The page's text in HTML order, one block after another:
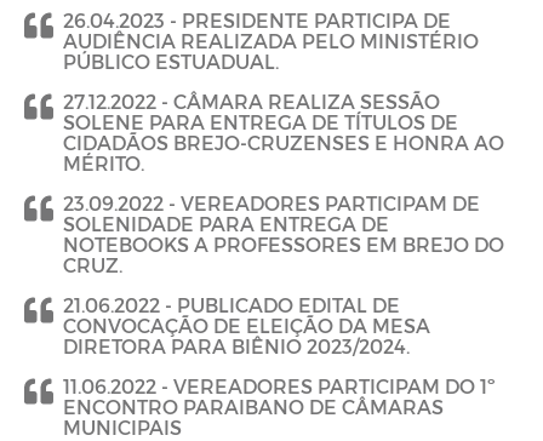
26.04.2023 - PRESIDENTE PARTICIPA DE
AUDIÊNCIA REALIZADA PELO MINISTÉRIO
PÚBLICO ESTUADUAL.
27.12.2022 - CÂMARA REALIZA SESSÃO
SOLENE PARA ENTREGA DE TÍTULOS DE
CIDADÃOS BREJO-CRUZENSES E HONRA AO
MÉRITO.
23.09.2022 - VEREADORES PARTICIPAM DE
SOLENIDADE PARA ENTREGA DE
NOTEBOOKS A PROFESSORES EM BREJO DO
CRUZ.
21.06.2022 - PUBLICADO EDITAL DE
CONVOCAÇÃO DE ELEIÇÃO DA MESA
DIRETORA PARA BIÊNIO 2023/2024.
11.06.2022 - VEREADORES PARTICIPAM DO 1º
ENCONTRO PARAIBANO DE CÂMARAS
MUNICIPAIS